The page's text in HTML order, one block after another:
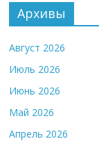
Архивы
Август 2026
Июль 2026
Июнь 2026
Май 2026
Апрель 2026